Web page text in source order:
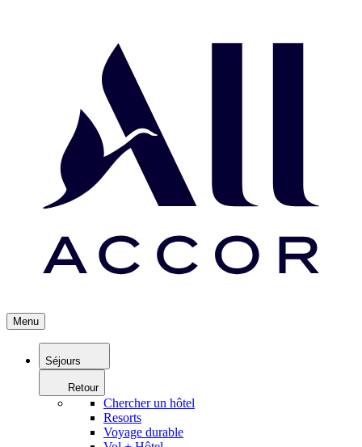
Menu
Séjours
Retour
Chercher un hôtel
Resorts
Voyage durable